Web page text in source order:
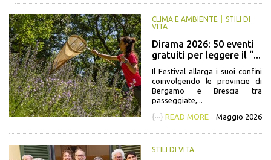
CLIMA E AMBIENTE
STILI DI
VITA
Dirama 2026: 50 eventi
gratuiti per leggere il “...
Il Festival allarga i suoi confini
coinvolgendo le provincie di
Bergamo e Brescia tra
passeggiate,...
{···} READ MORE Maggio 2026
STILI DI VITA